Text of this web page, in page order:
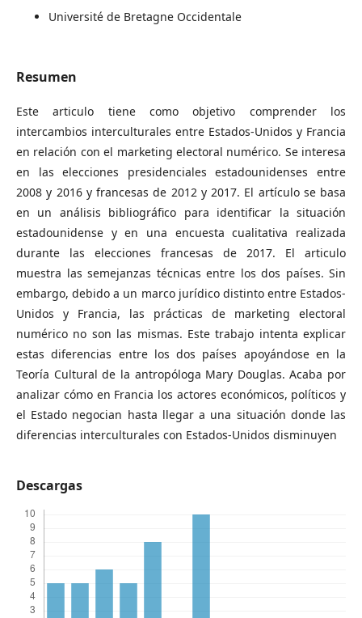
Université de Bretagne Occidentale
Resumen
Este articulo tiene como objetivo comprender los
intercambios interculturales entre Estados-Unidos y Francia
en relación con el marketing electoral numérico. Se interesa
en las elecciones presidenciales estadounidenses entre
2008 y 2016 y francesas de 2012 y 2017. El artículo se basa
en un análisis bibliográfico para identificar la situación
estadounidense y en una encuesta cualitativa realizada
durante las elecciones francesas de 2017. El articulo
muestra las semejanzas técnicas entre los dos países. Sin
embargo, debido a un marco jurídico distinto entre Estados-
Unidos y Francia, las prácticas de marketing electoral
numérico no son las mismas. Este trabajo intenta explicar
estas diferencias entre los dos países apoyándose en la
Teoría Cultural de la antropóloga Mary Douglas. Acaba por
analizar cómo en Francia los actores económicos, políticos y
el Estado negocian hasta llegar a una situación donde las
diferencias interculturales con Estados-Unidos disminuyen
Descargas